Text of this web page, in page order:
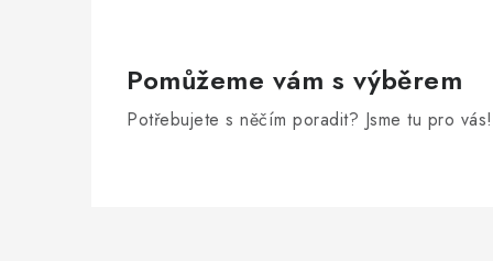
Pomůžeme vám s výběrem
Potřebujete s něčím poradit? Jsme tu pro vás!